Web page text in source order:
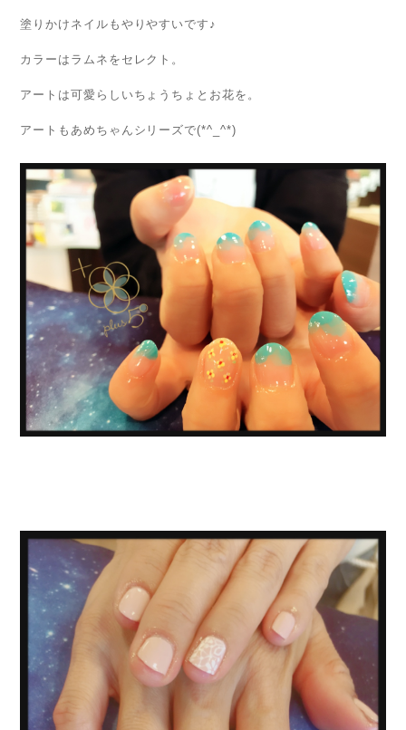
塗りかけネイルもやりやすいです♪
カラーはラムネをセレクト。
アートは可愛らしいちょうちょとお花を。
アートもあめちゃんシリーズで(*^_^*)